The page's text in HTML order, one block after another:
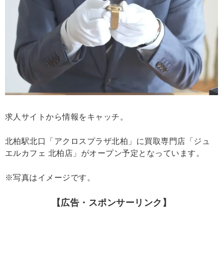
求人サイトから情報をキャッチ。
北柏駅北口「アクロスプラザ北柏」に買取専門店「ジュ
エルカフェ 北柏店」がオープン予定となっています。
※写真はイメージです。
【広告・スポンサーリンク】